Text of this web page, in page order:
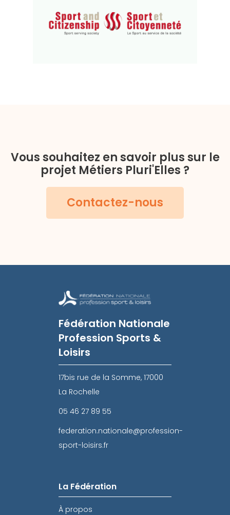
Vous souhaitez en savoir plus sur le
projet Métiers Pluri'Elles ?
Contactez-nous
Fédération Nationale
Profession Sports &
Loisirs
17bis rue de la Somme, 17000
La Rochelle
05 46 27 89 55
federation.nationale@profession-
sport-loisirs.fr
La Fédération
À propos